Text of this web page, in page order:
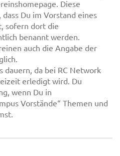
Diese
Du im Vorstand eines
sofern dort die
benannt werden.
auch die Angabe der
dauern, da bei RC Network
erledigt wird. Du
wenn Du in
Vorstände“ Themen und